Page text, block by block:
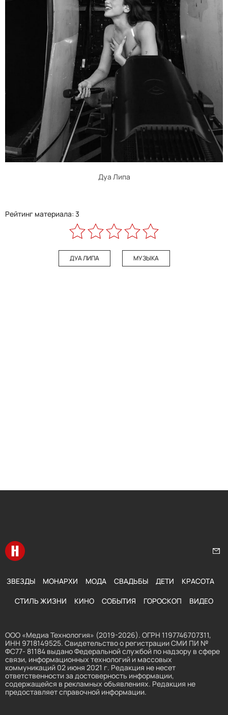
Дуа Липа
Рейтинг материала: 3
ДУА ЛИПА МУЗЫКА
Перейти на главную
ЗВЕЗДЫ МОНАРХИ МОДА СВАДЬБЫ ДЕТИ КРАСОТА
СТИЛЬ ЖИЗНИ КИНО СОБЫТИЯ ГОРОСКОП ВИДЕО
ООО «Медиа Технология» (2019-2026). ОГРН 1197746707311,
ИНН 9718149525. Свидетельство о регистрации СМИ ПИ №
ФС77- 81184 выдано Федеральной службой по надзору в сфере
связи, информационных технологий и массовых
коммуникаций 02 июня 2021 г. Редакция не несет
ответственности за достоверность информации,
содержащейся в рекламных объявлениях. Редакция не
предоставляет справочной информации.